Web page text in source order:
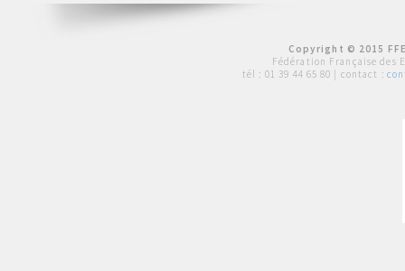
Copyright © 2015
Fédération Française des
tél : 01 39 44 65 80 | contact :